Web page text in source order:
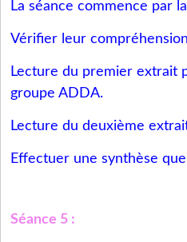
La séance commence par
Vérifier leur
Lecture du premier extrait
groupe ADDA.
Lecture du deuxième
Effectuer une synthèse
Séance 5 :